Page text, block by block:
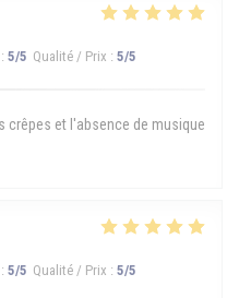
: 5/5 Qualité / Prix : 5/5
crêpes et l'absence de musique
: 5/5 Qualité / Prix : 5/5